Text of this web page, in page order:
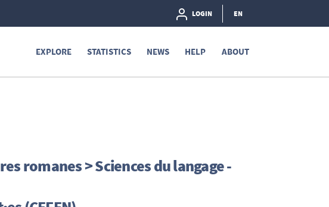
LOGIN EN
EXPLORE STATISTICS NEWS HELP ABOUT
romanes > Sciences du langage -